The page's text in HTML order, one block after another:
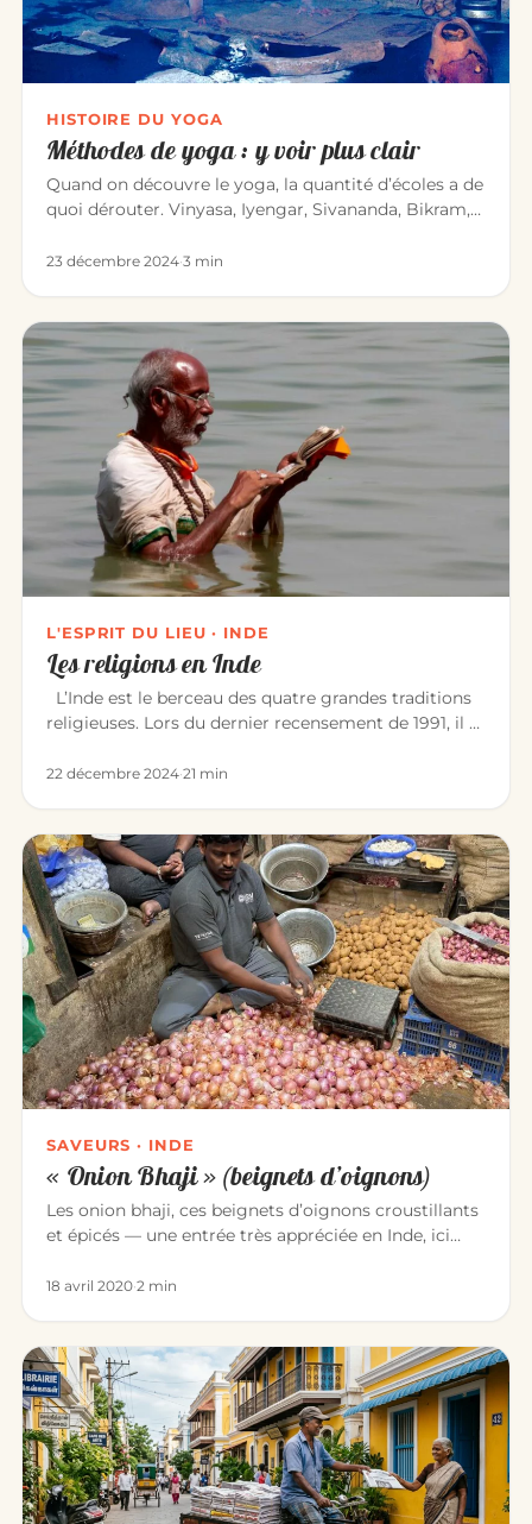
HISTOIRE DU YOGA
Méthodes de yoga : y voir plus clair
Quand on découvre le yoga, la quantité d’écoles a de
quoi dérouter. Vinyasa, Iyengar, Sivananda, Bikram,
23 décembre 2024·3 min
L'ESPRIT DU LIEU · INDE
Les religions en Inde
L’Inde est le berceau des quatre grandes traditions
religieuses. Lors du dernier recensement de 1991, il y
22 décembre 2024·21 min
SAVEURS · INDE
« Onion Bhaji » (beignets d’oignons)
Les onion bhaji, ces beignets d’oignons croustillants
et épicés — une entrée très appréciée en Inde, ici
18 avril 2020·2 min